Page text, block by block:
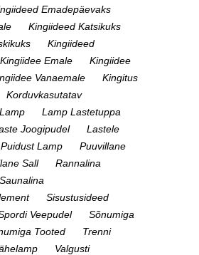
Emadepäevaks
Kingiideed Katsikuks
Kingiideed
Kingiidee Emale
Kingiidee
Vanaemale
Kingitus
Korduvkasutatav
Lamp
Lamp Lastetuppa
Joogipudel
Lastele
Puidust Lamp
Puuvillane
Sall
Rannalina
Saunalina
Sisustusideed
Veepudel
Sõnumiga
Tooted
Trenni
Valgusti